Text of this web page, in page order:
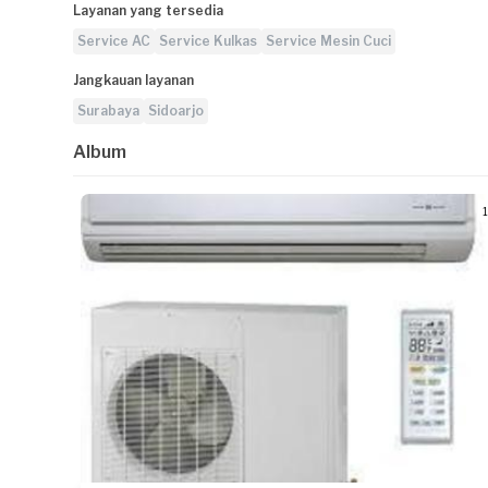
Layanan yang tersedia
Service AC
Service Kulkas Service Mesin Cuci
Jangkauan layanan
Surabaya Sidoarjo
Album